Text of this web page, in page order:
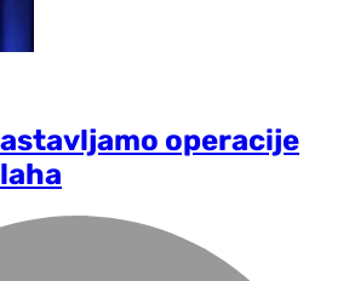
operacije